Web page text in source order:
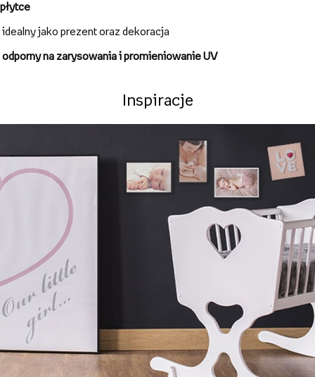
płytce
idealny jako prezent oraz dekoracja
odporny na zarysowania i promieniowanie UV
Inspiracje